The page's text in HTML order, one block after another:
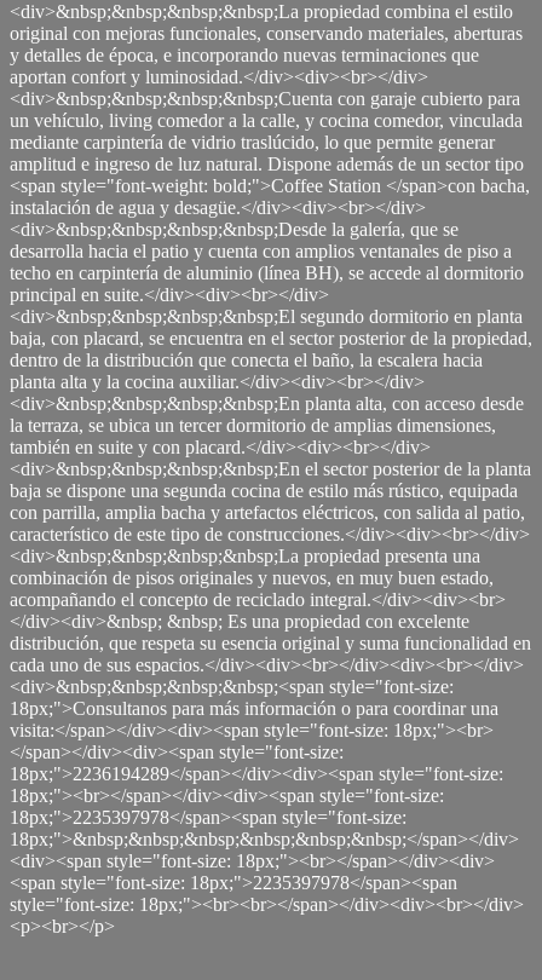
<div>&nbsp;&nbsp;&nbsp;&nbsp;La propiedad combina el estilo
original con mejoras funcionales, conservando materiales, aberturas
y detalles de época, e incorporando nuevas terminaciones que
aportan confort y luminosidad.</div><div><br></div>
<div>&nbsp;&nbsp;&nbsp;&nbsp;Cuenta con garaje cubierto para
un vehículo, living comedor a la calle, y cocina comedor, vinculada
mediante carpintería de vidrio traslúcido, lo que permite generar
amplitud e ingreso de luz natural. Dispone además de un sector tipo
<span style="font-weight: bold;">Coffee Station </span>con bacha,
instalación de agua y desagüe.</div><div><br></div>
<div>&nbsp;&nbsp;&nbsp;&nbsp;Desde la galería, que se
desarrolla hacia el patio y cuenta con amplios ventanales de piso a
techo en carpintería de aluminio (línea BH), se accede al dormitorio
principal en suite.</div><div><br></div>
<div>&nbsp;&nbsp;&nbsp;&nbsp;El segundo dormitorio en planta
baja, con placard, se encuentra en el sector posterior de la propiedad,
dentro de la distribución que conecta el baño, la escalera hacia
planta alta y la cocina auxiliar.</div><div><br></div>
<div>&nbsp;&nbsp;&nbsp;&nbsp;En planta alta, con acceso desde
la terraza, se ubica un tercer dormitorio de amplias dimensiones,
también en suite y con placard.</div><div><br></div>
<div>&nbsp;&nbsp;&nbsp;&nbsp;En el sector posterior de la planta
baja se dispone una segunda cocina de estilo más rústico, equipada
con parrilla, amplia bacha y artefactos eléctricos, con salida al patio,
característico de este tipo de construcciones.</div><div><br></div>
<div>&nbsp;&nbsp;&nbsp;&nbsp;La propiedad presenta una
combinación de pisos originales y nuevos, en muy buen estado,
acompañando el concepto de reciclado integral.</div><div><br>
</div><div>&nbsp; &nbsp; Es una propiedad con excelente
distribución, que respeta su esencia original y suma funcionalidad en
cada uno de sus espacios.</div><div><br></div><div><br></div>
<div>&nbsp;&nbsp;&nbsp;&nbsp;<span style="font-size:
18px;">Consultanos para más información o para coordinar una
visita:</span></div><div><span style="font-size: 18px;"><br>
</span></div><div><span style="font-size:
18px;">2236194289</span></div><div><span style="font-size:
18px;"><br></span></div><div><span style="font-size:
18px;">2235397978</span><span style="font-size:
18px;">&nbsp;&nbsp;&nbsp;&nbsp;&nbsp;&nbsp;</span></div>
<div><span style="font-size: 18px;"><br></span></div><div>
<span style="font-size: 18px;">2235397978</span><span
style="font-size: 18px;"><br><br></span></div><div><br></div>
<p><br></p>